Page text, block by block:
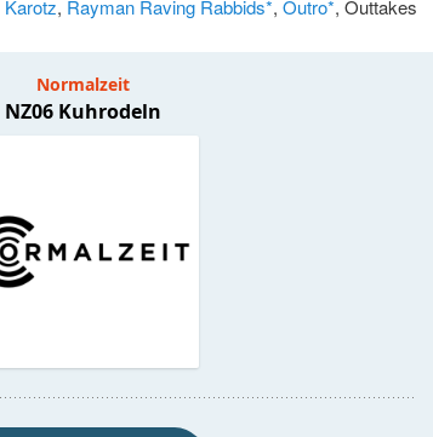
Karotz, Rayman Raving Rabbids*, Outro*, Outtakes